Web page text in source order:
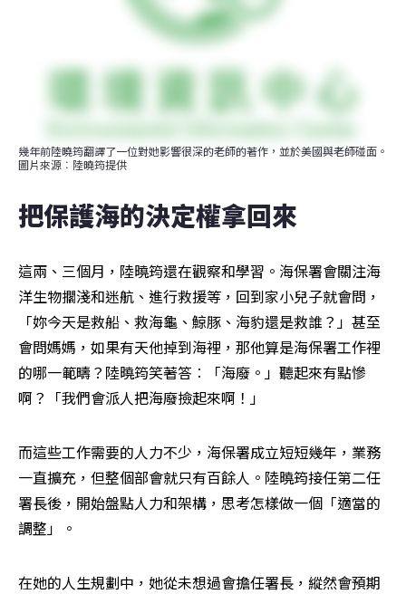
幾年前陸曉筠翻譯了一位對她影響很深的老師的著作，並於美國與老師碰面。
圖片來源︰陸曉筠提供
把保護海的決定權拿回來
這兩、三個月，陸曉筠還在觀察和學習。海保署會關注海
洋生物擱淺和迷航、進行救援等，回到家小兒子就會問，
「妳今天是救船、救海龜、鯨豚、海豹還是救誰？」甚至
會問媽媽，如果有天他掉到海裡，那他算是海保署工作裡
的哪一範疇？陸曉筠笑著答︰「海廢。」聽起來有點慘
啊？「我們會派人把海廢撿起來啊！」
而這些工作需要的人力不少，海保署成立短短幾年，業務
一直擴充，但整個部會就只有百餘人。陸曉筠接任第二任
署長後，開始盤點人力和架構，思考怎樣做一個「適當的
調整」。
在她的人生規劃中，她從未想過會擔任署長，縱然會預期